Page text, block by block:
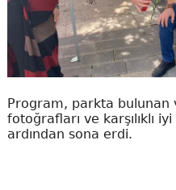
Program, parkta bulunan
fotoğrafları ve karşılıklı
ardından sona erdi.